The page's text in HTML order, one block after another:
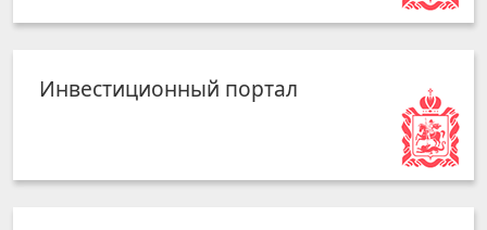
Инвестиционный портал